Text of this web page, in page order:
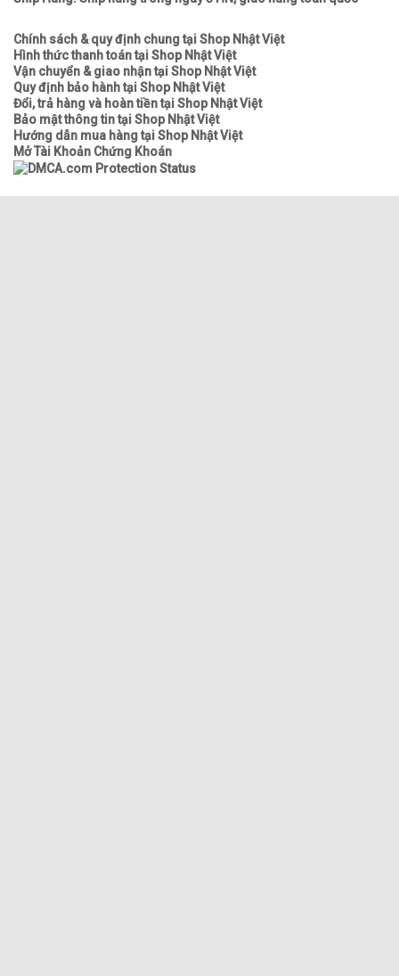
Chính sách & quy định chung tại Shop Nhật Việt
Hình thức thanh toán tại Shop Nhật Việt
Vận chuyển & giao nhận tại Shop Nhật Việt
Quy định bảo hành tại Shop Nhật Việt
Đổi, trả hàng và hoàn tiền tại Shop Nhật Việt
Bảo mật thông tin tại Shop Nhật Việt
Hướng dẫn mua hàng tại Shop Nhật Việt
Mở Tài Khoản Chứng Khoán